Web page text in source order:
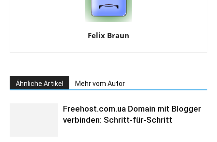
Felix Braun
Ähnliche Artikel Mehr vom Autor
Freehost.com.ua Domain mit Blogger
verbinden: Schritt-für-Schritt